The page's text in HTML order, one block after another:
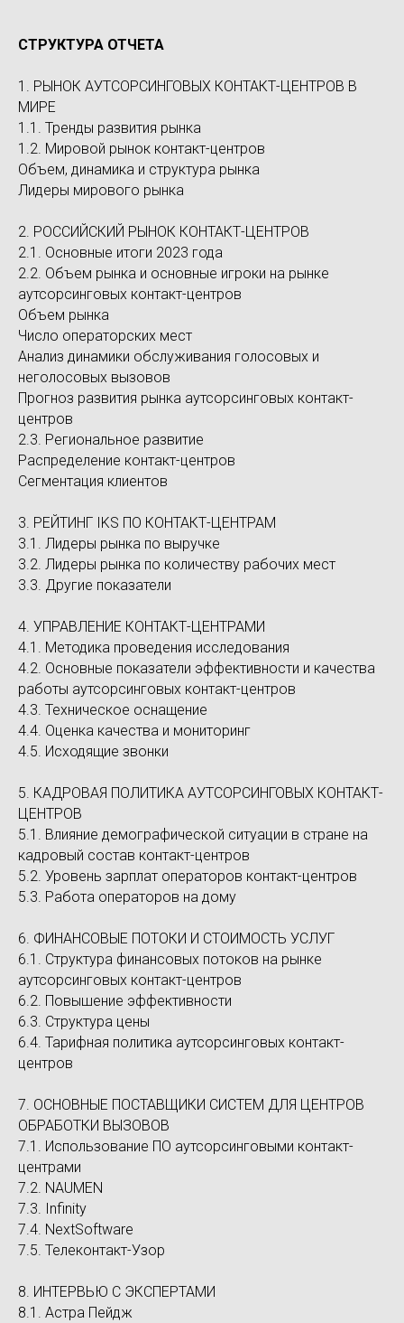
СТРУКТУРА ОТЧЕТА
1. РЫНОК АУТСОРСИНГОВЫХ КОНТАКТ-ЦЕНТРОВ В
МИРЕ
1.1. Тренды развития рынка
1.2. Мировой рынок контакт-центров
Объем, динамика и структура рынка
Лидеры мирового рынка
2. РОССИЙСКИЙ РЫНОК КОНТАКТ-ЦЕНТРОВ
2.1. Основные итоги 2023 года
2.2. Объем рынка и основные игроки на рынке
аутсорсинговых контакт-центров
Объем рынка
Число операторских мест
Анализ динамики обслуживания голосовых и
неголосовых вызовов
Прогноз развития рынка аутсорсинговых контакт-
центров
2.3. Региональное развитие
Распределение контакт-центров
Сегментация клиентов
3. РЕЙТИНГ IKS ПО КОНТАКТ-ЦЕНТРАМ
3.1. Лидеры рынка по выручке
3.2. Лидеры рынка по количеству рабочих мест
3.3. Другие показатели
4. УПРАВЛЕНИЕ КОНТАКТ-ЦЕНТРАМИ
4.1. Методика проведения исследования
4.2. Основные показатели эффективности и качества
работы аутсорсинговых контакт-центров
4.3. Техническое оснащение
4.4. Оценка качества и мониторинг
4.5. Исходящие звонки
5. КАДРОВАЯ ПОЛИТИКА АУТСОРСИНГОВЫХ КОНТАКТ-
ЦЕНТРОВ
5.1. Влияние демографической ситуации в стране на
кадровый состав контакт-центров
5.2. Уровень зарплат операторов контакт-центров
5.3. Работа операторов на дому
6. ФИНАНСОВЫЕ ПОТОКИ И СТОИМОСТЬ УСЛУГ
6.1. Структура финансовых потоков на рынке
аутсорсинговых контакт-центров
6.2. Повышение эффективности
6.3. Структура цены
6.4. Тарифная политика аутсорсинговых контакт-
центров
7. ОСНОВНЫЕ ПОСТАВЩИКИ СИСТЕМ ДЛЯ ЦЕНТРОВ
ОБРАБОТКИ ВЫЗОВОВ
7.1. Использование ПО аутсорсинговыми контакт-
центрами
7.2. NAUMEN
7.3. Infinity
7.4. NextSoftware
7.5. Телеконтакт-Узор
8. ИНТЕРВЬЮ С ЭКСПЕРТАМИ
8.1. Астра Пейдж